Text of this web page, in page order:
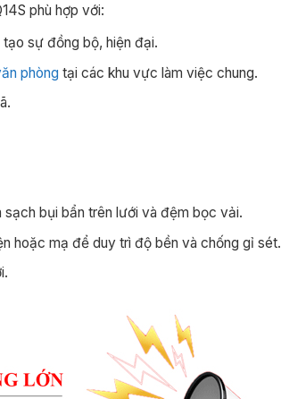
phù hợp với:
sự đồng bộ, hiện đại.
phòng tại các khu vực làm việc chung.
sạch bụi bẩn trên lưới và đệm bọc vải.
hoặc mạ để duy trì độ bền và chống gỉ sét.